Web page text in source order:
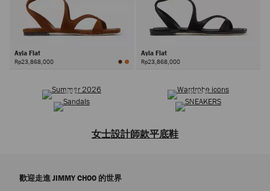
Ayla Flat
Rp23,868,000
Ayla Flat
Rp23,868,000
凉鞋
运动鞋
女士設計師款平底鞋
力。探索優雅芭蕾平底鞋、精緻樂福鞋、平底
週末裝扮提升時尚感，或是爲您的辦工造型搭配經典單品。
歡迎走進 JIMMY CHOO 的世界